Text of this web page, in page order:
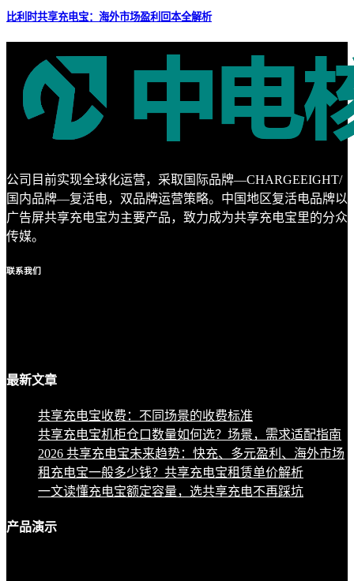
比利时共享充电宝：海外市场盈利回本全解析
公司目前实现全球化运营，采取国际品牌—CHARGEEIGHT/
国内品牌—复活电，双品牌运营策略。中国地区复活电品牌以
广告屏共享充电宝为主要产品，致力成为共享充电宝里的分众
传媒。
联系我们
最新文章
共享充电宝收费：不同场景的收费标准
共享充电宝机柜仓口数量如何选？场景，需求适配指南
2026 共享充电宝未来趋势：快充、多元盈利、海外市场
租充电宝一般多少钱？共享充电宝租赁单价解析
一文读懂充电宝额定容量，选共享充电不再踩坑
产品演示